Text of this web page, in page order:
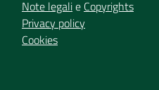
Note legalie Copyrights
Privacy policy
Cookies